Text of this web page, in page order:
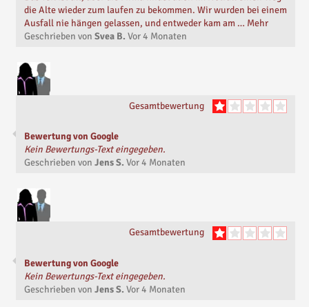
die Alte wieder zum laufen zu bekommen. Wir wurden bei einem
Ausfall nie hängen gelassen, und entweder kam am … Mehr
Geschrieben von Svea B. Vor4 Monaten
Gesamtbewertung
Bewertung von Google
Kein Bewertungs-Text eingegeben.
Geschrieben von Jens S. Vor4 Monaten
Gesamtbewertung
Bewertung von Google
Kein Bewertungs-Text eingegeben.
Geschrieben von Jens S. Vor4 Monaten